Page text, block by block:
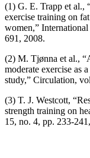
(1) G. E. Trapp et al.,
exercise training on
women,”
691, 2008.
(2) M. Tjønna et al.,
moderate exercise as
study,” Circulation,
(3) T. J. Westcott,
strength training on
15, no. 4, pp. 233-